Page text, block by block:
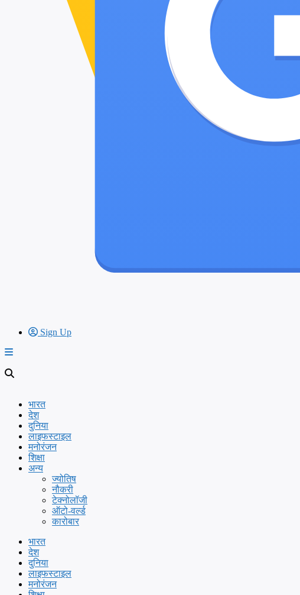
Sign Up
भारत
देश
दुनिया
लाइफस्टाइल
मनोरंजन
शिक्षा
अन्य
ज्योतिष
नौकरी
टेक्नोलॉजी
ऑटो-वर्ल्ड
कारोबार
भारत
देश
दुनिया
लाइफस्टाइल
मनोरंजन